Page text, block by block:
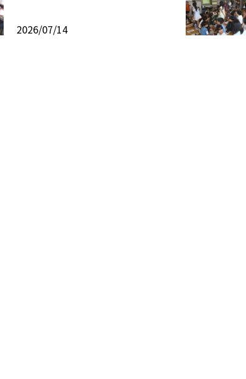
2026/07/14